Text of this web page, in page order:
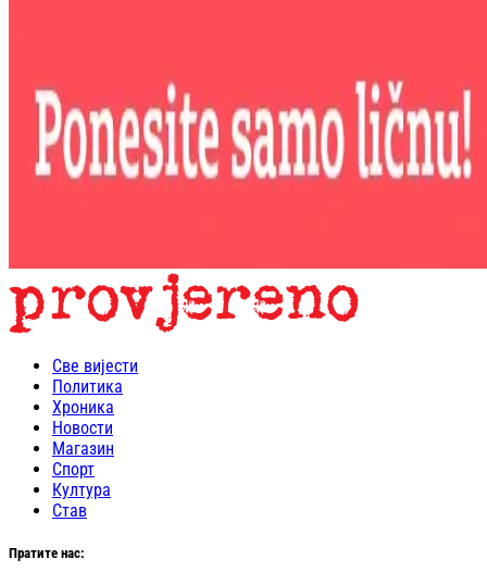
Све вијести
Политика
Хроника
Новости
Магазин
Спорт
Култура
Став
Пратите нас: